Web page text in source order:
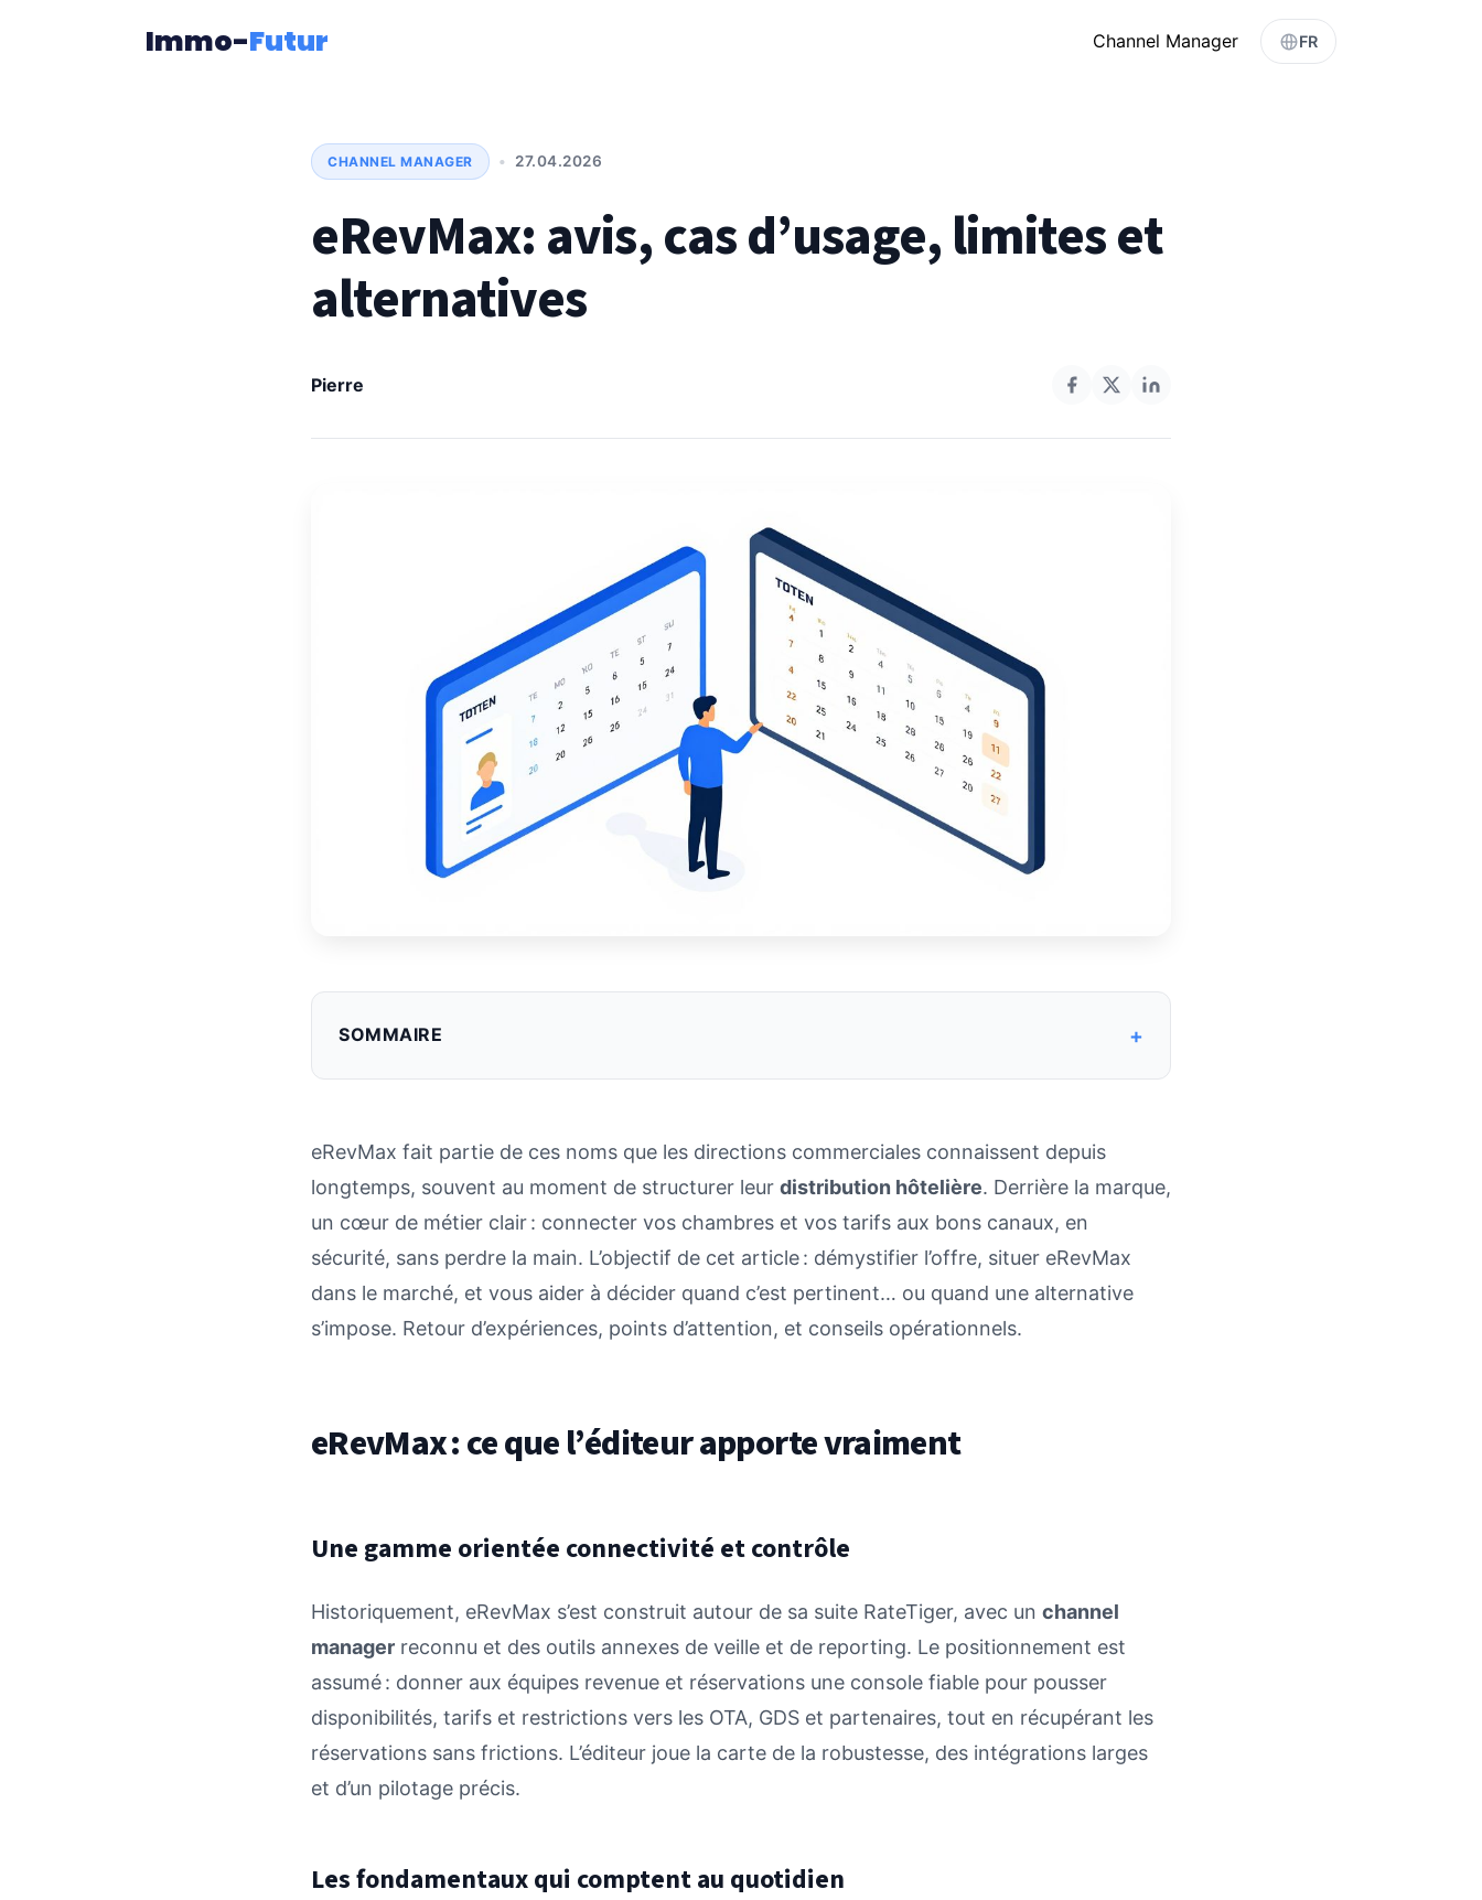
Immo-Futur Channel Manager FR
CHANNEL MANAGER • 27.04.2026
eRevMax: avis, cas d’usage, limites et
alternatives
Pierre
SOMMAIRE +
eRevMax fait partie de ces noms que les directions commerciales connaissent depuis
longtemps, souvent au moment de structurer leur distribution hôtelière. Derrière la marque,
un cœur de métier clair : connecter vos chambres et vos tarifs aux bons canaux, en
sécurité, sans perdre la main. L’objectif de cet article : démystifier l’offre, situer eRevMax
dans le marché, et vous aider à décider quand c’est pertinent… ou quand une alternative
s’impose. Retour d’expériences, points d’attention, et conseils opérationnels.
eRevMax : ce que l’éditeur apporte vraiment
Une gamme orientée connectivité et contrôle
Historiquement, eRevMax s’est construit autour de sa suite RateTiger, avec un channel
manager reconnu et des outils annexes de veille et de reporting. Le positionnement est
assumé : donner aux équipes revenue et réservations une console fiable pour pousser
disponibilités, tarifs et restrictions vers les OTA, GDS et partenaires, tout en récupérant les
réservations sans frictions. L’éditeur joue la carte de la robustesse, des intégrations larges
et d’un pilotage précis.
Les fondamentaux qui comptent au quotidien